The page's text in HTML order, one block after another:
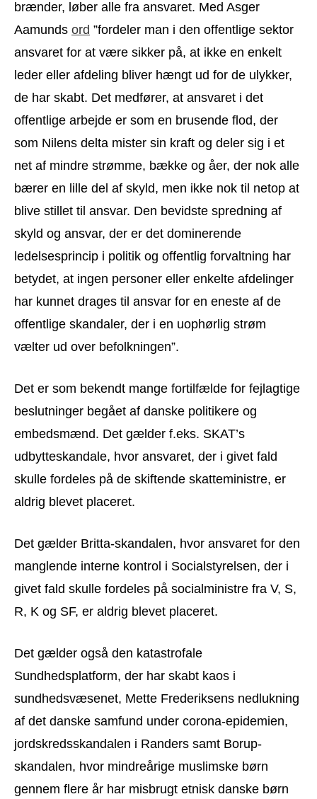
brænder, løber alle fra ansvaret. Med Asger
Aamunds ord ”fordeler man i den offentlige sektor
ansvaret for at være sikker på, at ikke en enkelt
leder eller afdeling bliver hængt ud for de ulykker,
de har skabt. Det medfører, at ansvaret i det
offentlige arbejde er som en brusende flod, der
som Nilens delta mister sin kraft og deler sig i et
net af mindre strømme, bække og åer, der nok alle
bærer en lille del af skyld, men ikke nok til netop at
blive stillet til ansvar. Den bevidste spredning af
skyld og ansvar, der er det dominerende
ledelsesprincip i politik og offentlig forvaltning har
betydet, at ingen personer eller enkelte afdelinger
har kunnet drages til ansvar for en eneste af de
offentlige skandaler, der i en uophørlig strøm
vælter ud over befolkningen”.
Det er som bekendt mange fortilfælde for fejlagtige
beslutninger begået af danske politikere og
embedsmænd. Det gælder f.eks. SKAT’s
udbytteskandale, hvor ansvaret, der i givet fald
skulle fordeles på de skiftende skatteministre, er
aldrig blevet placeret.
Det gælder Britta-skandalen, hvor ansvaret for den
manglende interne kontrol i Socialstyrelsen, der i
givet fald skulle fordeles på socialministre fra V, S,
R, K og SF, er aldrig blevet placeret.
Det gælder også den katastrofale
Sundhedsplatform, der har skabt kaos i
sundhedsvæsenet, Mette Frederiksens nedlukning
af det danske samfund under corona-epidemien,
jordskredsskandalen i Randers samt Borup-
skandalen, hvor mindreårige muslimske børn
gennem flere år har misbrugt etnisk danske børn